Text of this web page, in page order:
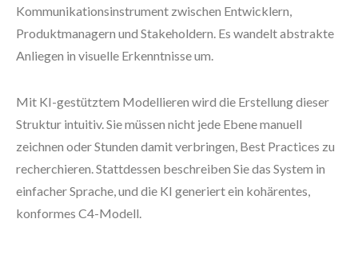
Kommunikationsinstrument zwischen Entwicklern,
Produktmanagern und Stakeholdern. Es wandelt abstrakte
Anliegen in visuelle Erkenntnisse um.
Mit KI-gestütztem Modellieren wird die Erstellung dieser
Struktur intuitiv. Sie müssen nicht jede Ebene manuell
zeichnen oder Stunden damit verbringen, Best Practices zu
recherchieren. Stattdessen beschreiben Sie das System in
einfacher Sprache, und die KI generiert ein kohärentes,
konformes C4-Modell.